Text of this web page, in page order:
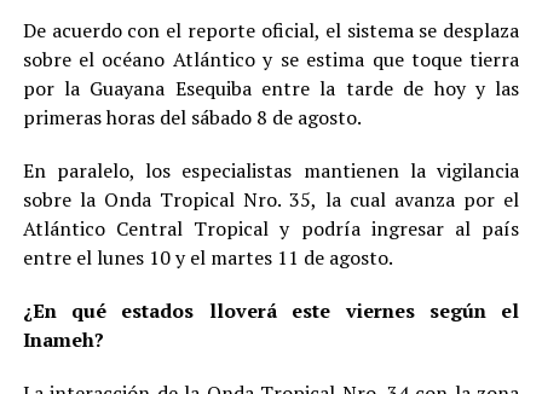
De acuerdo con el reporte oficial, el sistema se desplaza
sobre el océano Atlántico y se estima que toque tierra
por la Guayana Esequiba entre la tarde de hoy y las
primeras horas del sábado 8 de agosto.
En paralelo, los especialistas mantienen la vigilancia
sobre la Onda Tropical Nro. 35, la cual avanza por el
Atlántico Central Tropical y podría ingresar al país
entre el lunes 10 y el martes 11 de agosto.
¿En qué estados lloverá este viernes según el
Inameh?